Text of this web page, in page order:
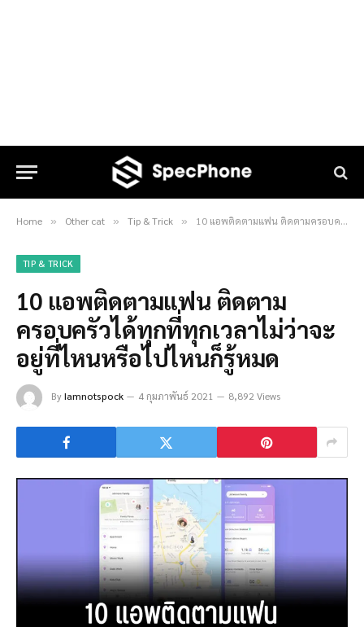
Home » Other cat » Tip & Trick » 10 แอพติดตามแฟน ติดตามครอบครัวได้ทุกที่ทุกเวลาไม่ว่าจะอยู่ที่ไหนหรือไปไหนก็รู้หมด
TIP & TRICK
10 แอพติดตามแฟน ติดตาม
ครอบครัวได้ทุกที่ทุกเวลาไม่ว่าจะ
อยู่ที่ไหนหรือไปไหนก็รู้หมด
ByIamnotspock 4 กุมภาพันธ์ 2021 8,892 Views